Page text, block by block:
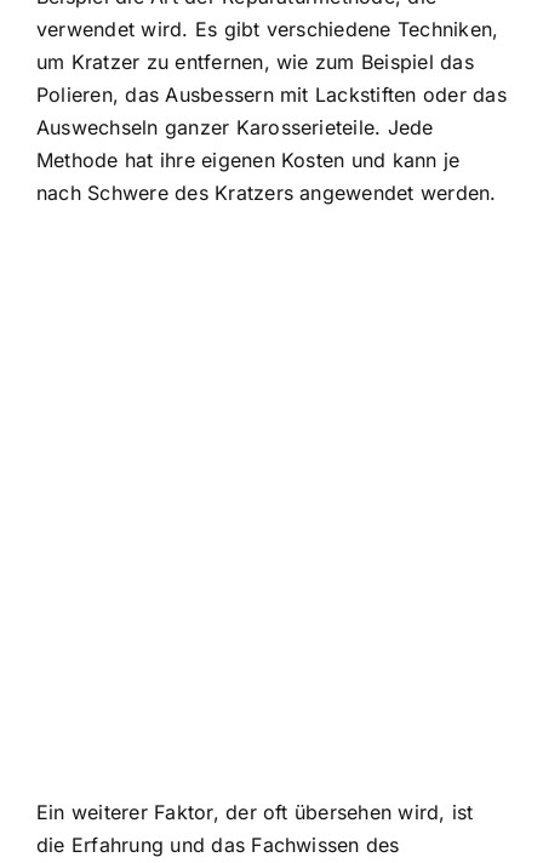
verwendet wird. Es gibt verschiedene Techniken,
um Kratzer zu entfernen, wie zum Beispiel das
Polieren, das Ausbessern mit Lackstiften oder das
Auswechseln ganzer Karosserieteile. Jede
Methode hat ihre eigenen Kosten und kann je
nach Schwere des Kratzers angewendet werden.
Ein weiterer Faktor, der oft übersehen wird, ist
die Erfahrung und das Fachwissen des